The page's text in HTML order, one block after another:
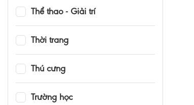
Thể thao - Giải trí
Thời trang
Thú cưng
Trường học